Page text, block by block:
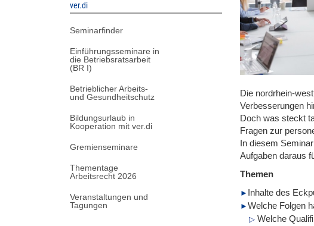
ver.di
Seminarfinder
Einführungsseminare in
die Betriebsratsarbeit
(BR I)
Betrieblicher Arbeits-
und Gesundheitschutz
Bildungsurlaub in
Kooperation mit ver.di
Gremienseminare
Thementage
Arbeitsrecht 2026
Veranstaltungen und
Tagungen
Die nordrhein-
Verbesserungen
Doch was steckt
Fragen zur
In diesem
Aufgaben daraus
Themen
Inhalte des
Welche Folgen
Welche